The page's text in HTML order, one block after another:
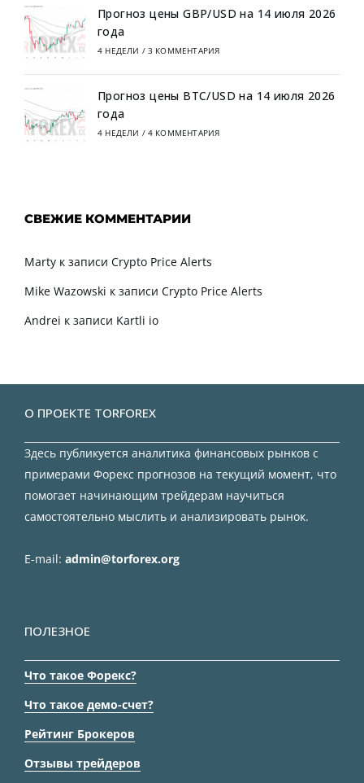
Прогноз цены GBP/USD на 14 июля 2026
года
4 НЕДЕЛИ / 3 КОММЕНТАРИЯ
Прогноз цены BTC/USD на 14 июля 2026
года
4 НЕДЕЛИ / 4 КОММЕНТАРИЯ
СВЕЖИЕ КОММЕНТАРИИ
Marty к записи Crypto Price Alerts
Mike Wazowski к записи Crypto Price Alerts
Andrei к записи Kartli io
О ПРОЕКТЕ TORFOREX
Здесь публикуется аналитика финансовых рынков с
примерами Форекс прогнозов на текущий момент, что
помогает начинающим трейдерам научиться
самостоятельно мыслить и анализировать рынок.
E-mail: admin@torforex.org
ПОЛЕЗНОЕ
Что такое Форекс?
Что такое демо-счет?
Рейтинг Брокеров
Отзывы трейдеров